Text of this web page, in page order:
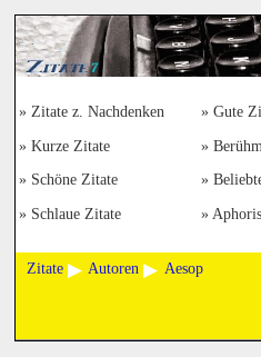
Zitate z. Nachdenken Gute
Kurze Zitate
Schöne Zitate
Schlaue Zitate
Zitate Autoren Aesop